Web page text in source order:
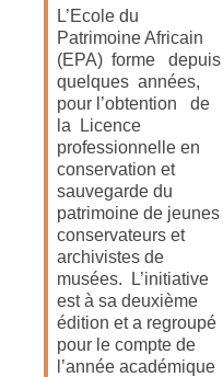
L’Ecole du
Patrimoine Africain
(EPA) forme depuis
quelques années,
pour l’obtention de
la Licence
professionnelle en
conservation et
sauvegarde du
patrimoine de jeunes
conservateurs et
archivistes de
musées. L’initiative
est à sa deuxième
édition et a regroupé
pour le compte de
l’année académique